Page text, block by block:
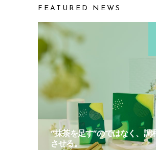
FEATURED NEWS
“抹茶を足す”のではなく、調
させる。